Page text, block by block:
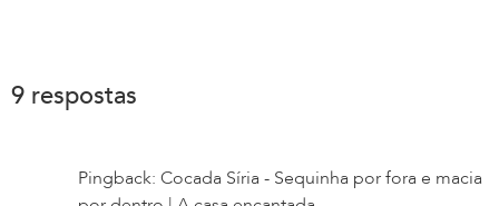
9 respostas
Pingback: Cocada Síria - Sequinha por fora e macia